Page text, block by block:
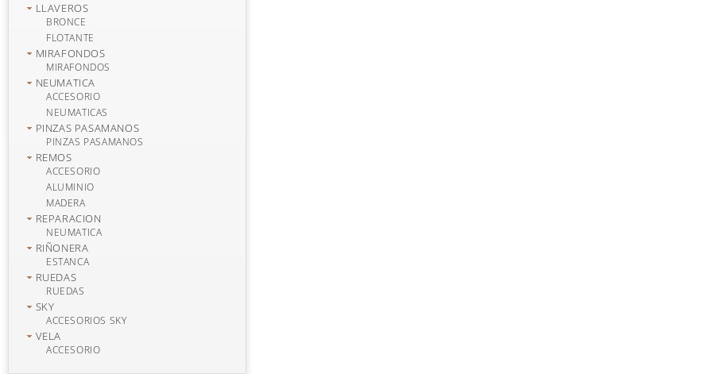
LLAVEROS
BRONCE
FLOTANTE
MIRAFONDOS
MIRAFONDOS
NEUMATICA
ACCESORIO
NEUMATICAS
PINZAS PASAMANOS
PINZAS PASAMANOS
REMOS
ACCESORIO
ALUMINIO
MADERA
REPARACION
NEUMATICA
RIÑONERA
ESTANCA
RUEDAS
RUEDAS
SKY
ACCESORIOS SKY
VELA
ACCESORIO